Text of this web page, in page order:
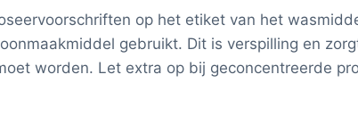
op het etiket van het
gebruikt. Dit is verspilling en
worden. Let extra op bij geconcentreerde